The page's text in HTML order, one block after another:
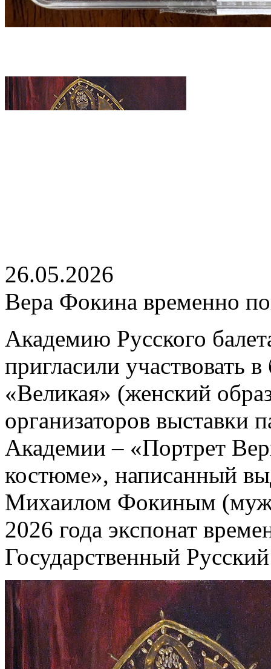
26.05.2026
Вера Фокина временно
Академию Русского
пригласили участвовать
«Великая» (женский
организаторов выставки
Академии – «Портрет
костюме», написанный
Михаилом Фокиным
2026 года экспонат
Государственный